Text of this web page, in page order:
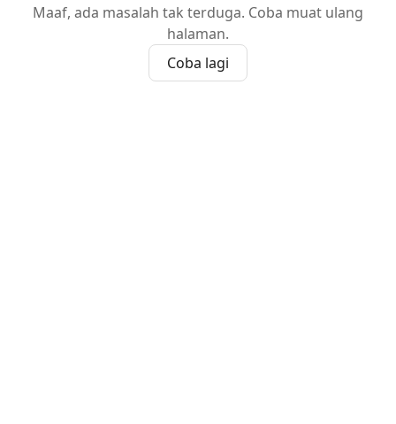
Maaf, ada masalah tak terduga. Coba muat ulang
halaman.
Coba lagi